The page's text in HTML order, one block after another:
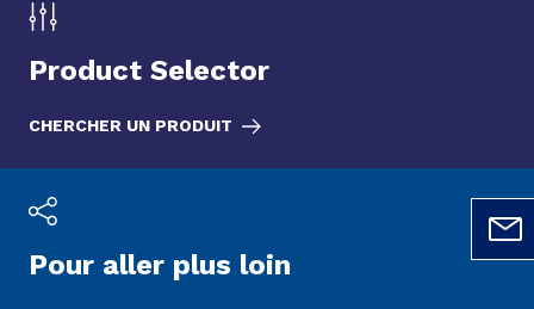
Product Selector
CHERCHER UN PRODUIT
Pour aller plus loin